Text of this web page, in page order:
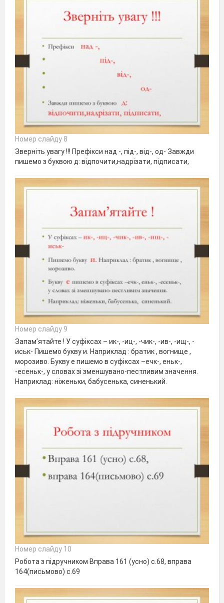
Номер слайду 8
Зверніть увагу !!! Префікси над -, під-, від-, од- Завжди
пишемо з буквою д: відпочити,надрізати, підписати,
Номер слайду 9
Запам’ятайте ! У суфіксах – ик-, -иц-, -чик-, -ив-, -ищ-, -
иськ- Пишемо букву и. Наприклад : братик , вогнище ,
морозиво. Букву е пишемо в суфіксах –ечк-, еньк-,
-есеньк-, у словах зі зменшувано-пестливим значення.
Наприклад: ніженьки, бабусенька, синенький.
Номер слайду 10
Робота з підручником Вправа 161 (усно) с.68, вправа
164(письмово) с.69